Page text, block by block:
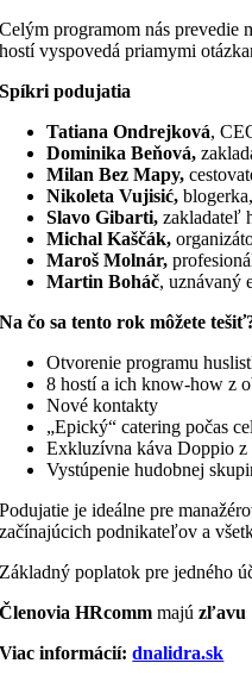
Celým programom nás prevedie
hostí vyspovedá priamymi
Spíkri podujatia
Tatiana Ondrejková,
Dominika Beňová,
Milan Bez Mapy,
Nikoleta Vujisić,
Slavo Gibarti,zakladateľ
Michal Kaščák,
Maroš Molnár,
Martin Boháč, uznávaný
Na čo sa tento rok môžete
Otvorenie programu
8 hostí a ich know-how z
Nové kontakty
„Epický“ catering počas
Exkluzívna káva Doppio z
Vystúpenie hudobnej
Podujatie je ideálne pre
začínajúcich podnikateľov a
Základný poplatok pre jedného
Členovia HRcomm majúzľavu
Viac informácií:dnalidra.sk